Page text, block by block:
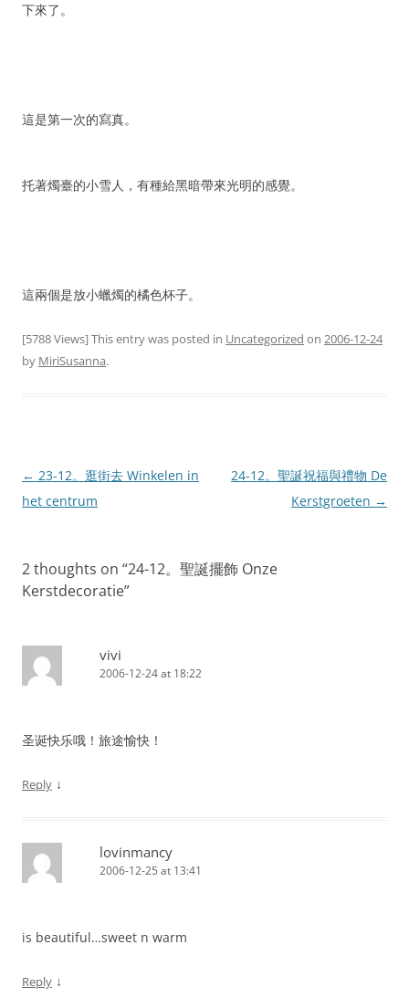
下來了。
這是第一次的寫真。
托著燭臺的小雪人，有種給黑暗帶來光明的感覺。
這兩個是放小蠟燭的橘色杯子。
[5788 Views] This entry was posted in Uncategorized on 2006-12-24
by MiriSusanna.
Post
navigation
← 23-12。逛街去 Winkelen in
het centrum
24-12。聖誕祝福與禮物 De
Kerstgroeten →
2 thoughts on “24-12。聖誕擺飾 Onze
Kerstdecoratie”
vivi
2006-12-24 at 18:22
圣诞快乐哦！旅途愉快！
Reply ↓
lovinmancy
2006-12-25 at 13:41
is beautiful…sweet n warm
Reply ↓